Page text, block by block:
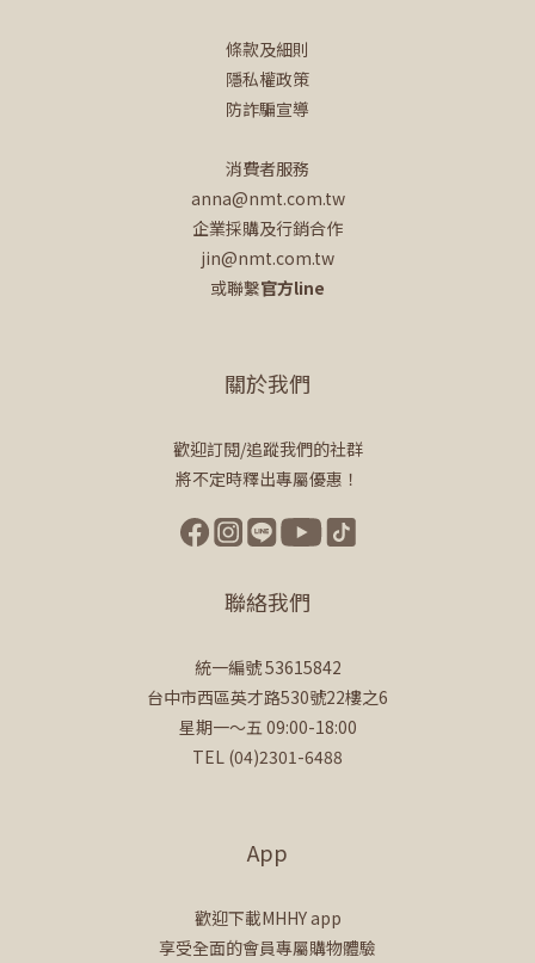
條款及細則
隱私權政策
防詐騙宣導
消費者服務
anna@nmt.com.tw
企業採購及行銷合作
jin@nmt.com.tw
或聯繫官方line
關於我們
歡迎訂閱/追蹤我們的社群
將不定時釋出專屬優惠！
聯絡我們
統一編號 53615842
台中市西區英才路530號22樓之6
星期一～五 09:00-18:00
TEL (04)2301-6488
App
歡迎下載MHHY app
享受全面的會員專屬購物體驗